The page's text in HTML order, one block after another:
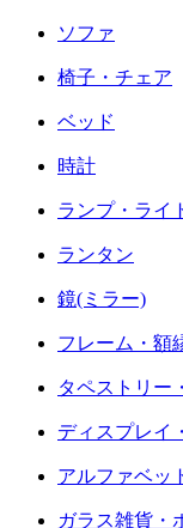
ソファ
椅子・チェア
ベッド
時計
ランプ・ライ
ランタン
鏡(ミラー)
フレーム・額
タペストリー
ディスプレイ
アルファベッ
ガラス雑貨・